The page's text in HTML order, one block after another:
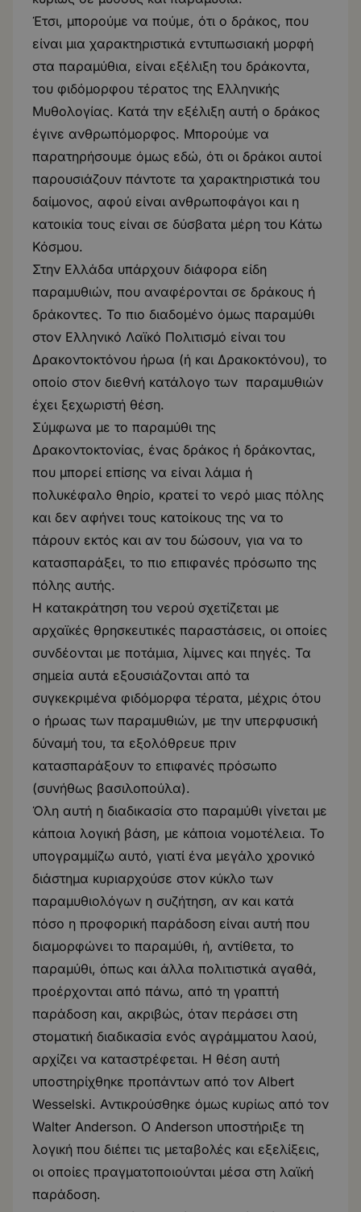
Έτσι, μπορούμε να πούμε, ότι ο δράκος, που
είναι μια χαρακτηριστικά εντυπωσιακή μορφή
στα παραμύθια, είναι εξέλιξη του δράκοντα,
του φιδόμορφου τέρατος της Ελληνικής
Μυθολογίας. Κατά την εξέλιξη αυτή ο δράκος
έγινε ανθρωπόμορφος. Μπορούμε να
παρατηρήσουμε όμως εδώ, ότι οι δράκοι αυτοί
παρουσιάζουν πάντοτε τα χαρακτηριστικά του
δαίμονος, αφού είναι ανθρωποφάγοι και η
κατοικία τους είναι σε δύσβατα μέρη του Κάτω
Κόσμου.
Στην Ελλάδα υπάρχουν διάφορα είδη
παραμυθιών, που αναφέρονται σε δράκους ή
δράκοντες. Το πιο διαδομένο όμως παραμύθι
στον Ελληνικό Λαϊκό Πολιτισμό είναι του
Δρακοντοκτόνου ήρωα (ή και Δρακοκτόνου), το
οποίο στον διεθνή κατάλογο των παραμυθιών
έχει ξεχωριστή θέση.
Σύμφωνα με το παραμύθι της
Δρακοντοκτονίας, ένας δράκος ή δράκοντας,
που μπορεί επίσης να είναι λάμια ή
πολυκέφαλο θηρίο, κρατεί το νερό μιας πόλης
και δεν αφήνει τους κατοίκους της να το
πάρουν εκτός και αν του δώσουν, για να το
κατασπαράξει, το πιο επιφανές πρόσωπο της
πόλης αυτής.
Η κατακράτηση του νερού σχετίζεται με
αρχαϊκές θρησκευτικές παραστάσεις, οι οποίες
συνδέονται με ποτάμια, λίμνες και πηγές. Τα
σημεία αυτά εξουσιάζονται από τα
συγκεκριμένα φιδόμορφα τέρατα, μέχρις ότου
ο ήρωας των παραμυθιών, με την υπερφυσική
δύναμή του, τα εξολόθρευε πριν
κατασπαράξουν το επιφανές πρόσωπο
(συνήθως βασιλοπούλα).
Όλη αυτή η διαδικασία στο παραμύθι γίνεται με
κάποια λογική βάση, με κάποια νομοτέλεια. Το
υπογραμμίζω αυτό, γιατί ένα μεγάλο χρονικό
διάστημα κυριαρχούσε στον κύκλο των
παραμυθιολόγων η συζήτηση, αν και κατά
πόσο η προφορική παράδοση είναι αυτή που
διαμορφώνει το παραμύθι, ή, αντίθετα, το
παραμύθι, όπως και άλλα πολιτιστικά αγαθά,
προέρχονται από πάνω, από τη γραπτή
παράδοση και, ακριβώς, όταν περάσει στη
στοματική διαδικασία ενός αγράμματου λαού,
αρχίζει να καταστρέφεται. Η θέση αυτή
υποστηρίχθηκε προπάντων από τον Albert
Wesselski. Αντικρούσθηκε όμως κυρίως από τον
Walter Anderson. Ο Anderson υποστήριξε τη
λογική που διέπει τις μεταβολές και εξελίξεις,
οι οποίες πραγματοποιούνται μέσα στη λαϊκή
παράδοση.